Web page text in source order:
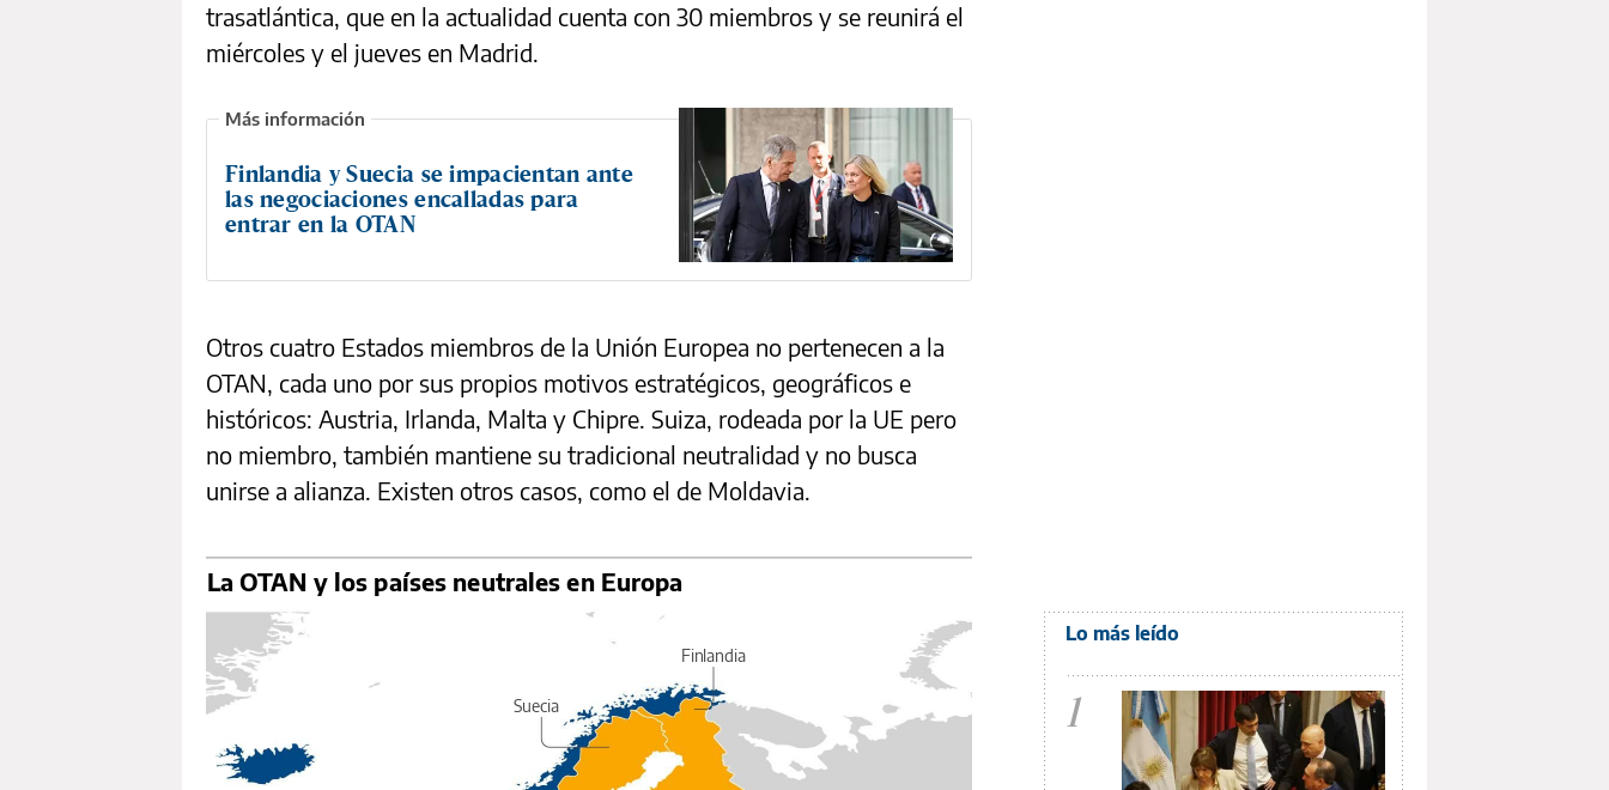
trasatlántica, que en la actualidad cuenta con 30 miembros y se reunirá el
miércoles y el jueves en Madrid.
Finlandia y Suecia se impacientan ante
las negociaciones encalladas para
entrar en la OTAN
Otros cuatro Estados miembros de la Unión Europea no pertenecen a la
OTAN, cada uno por sus propios motivos estratégicos, geográficos e
históricos: Austria, Irlanda, Malta y Chipre. Suiza, rodeada por la UE pero
no miembro, también mantiene su tradicional neutralidad y no busca
unirse a alianza. Existen otros casos, como el de Moldavia.
La OTAN y los países neutrales en Europa
Finlandia
Suecia
Lo más leído
1